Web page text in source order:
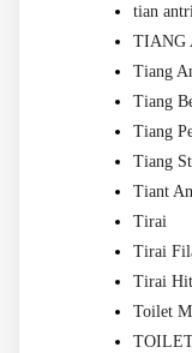
tian
TIANG
Tiang
Tiang
Tiang
Tiang
Tiant
Tirai
Tirai
Tirai
Toilet